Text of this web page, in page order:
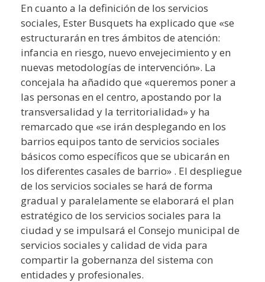
En cuanto a la definición de los servicios
sociales, Ester Busquets ha explicado que «se
estructurarán en tres ámbitos de atención:
infancia en riesgo, nuevo envejecimiento y en
nuevas metodologías de intervención». La
concejala ha añadido que «queremos poner a
las personas en el centro, apostando por la
transversalidad y la territorialidad» y ha
remarcado que «se irán desplegando en los
barrios equipos tanto de servicios sociales
básicos como específicos que se ubicarán en
los diferentes casales de barrio» . El despliegue
de los servicios sociales se hará de forma
gradual y paralelamente se elaborará el plan
estratégico de los servicios sociales para la
ciudad y se impulsará el Consejo municipal de
servicios sociales y calidad de vida para
compartir la gobernanza del sistema con
entidades y profesionales.